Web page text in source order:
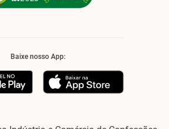
Baixe nosso App: